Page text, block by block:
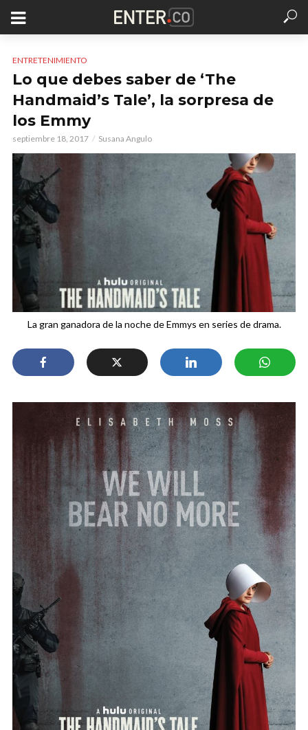
ENTRETENIMIENTO
Lo que debes saber de ‘The
Handmaid’s Tale’, la sorpresa de
los Emmy
septiembre 18, 2017 Susana Angulo
La gran ganadora de la noche de Emmys en series de drama.